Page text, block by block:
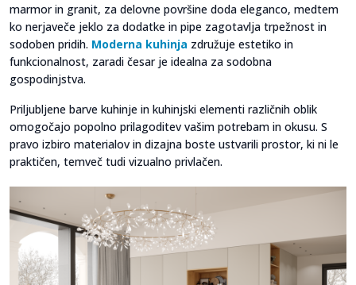
marmor in granit, za delovne površine doda eleganco, medtem
ko nerjaveče jeklo za dodatke in pipe zagotavlja trpežnost in
sodoben pridih. Moderna kuhinja združuje estetiko in
funkcionalnost, zaradi česar je idealna za sodobna
gospodinjstva.
Priljubljene barve kuhinje in kuhinjski elementi različnih oblik
omogočajo popolno prilagoditev vašim potrebam in okusu. S
pravo izbiro materialov in dizajna boste ustvarili prostor, ki ni le
praktičen, temveč tudi vizualno privlačen.